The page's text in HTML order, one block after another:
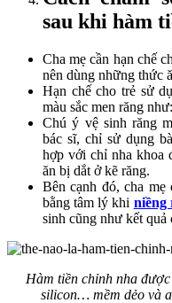
sau khi hàm
Cha mẹ cần hạn chế
nên dùng những thức
Hạn chế cho trẻ sử
màu sắc men răng
Chú ý vệ sinh răng
bác sĩ, chỉ sử dụng
hợp với chỉ nha khoa
ăn bị dắt ở kẽ răng.
Bên cạnh đó, cha
bằng tâm lý khi niềng
sinh cũng như kết
Hàm tiền chỉnh nha
silicon… mềm dẻo và